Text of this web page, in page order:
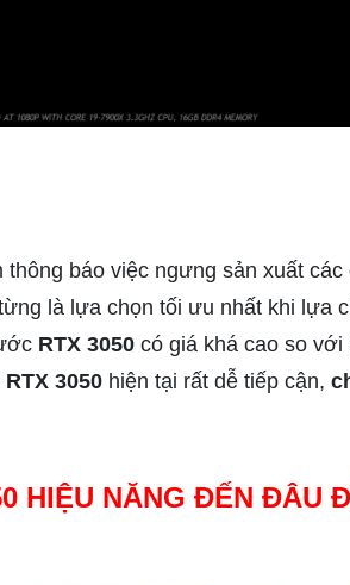
thông báo việc ngưng sản xuất các
là lựa chọn tối ưu nhất khi lựa
RTX 3050 có giá khá cao so với
RTX 3050 hiện tại rất dễ tiếp cận,
HIỆU NĂNG ĐẾN ĐÂU